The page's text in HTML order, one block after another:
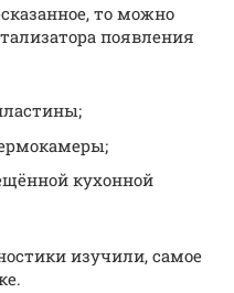
то можно
появления
кухонной
изучили, самое